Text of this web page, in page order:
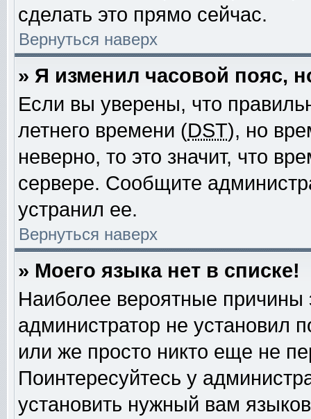
сделать это прямо сейчас.
Вернуться наверх
» Я изменил часовой пояс,
Если вы уверены, что
летнего времени (DST), но
неверно, то это значит, что
сервере. Сообщите
устранил ее.
Вернуться наверх
» Моего языка нет в списке!
Наиболее вероятные причины
администратор не установил
или же просто никто еще не
Поинтересуйтесь у
установить нужный вам